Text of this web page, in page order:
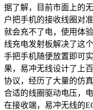
据了解，目前市面上的
户把手机的接收线圈对
就会充不了电，使用体
线充电发射板解决了这
手把手机随便放置即可
果，易冲无线设计了上
协议，经历了大量的仿
合适的线圈驱动电压，电
在接收端，易冲无线的